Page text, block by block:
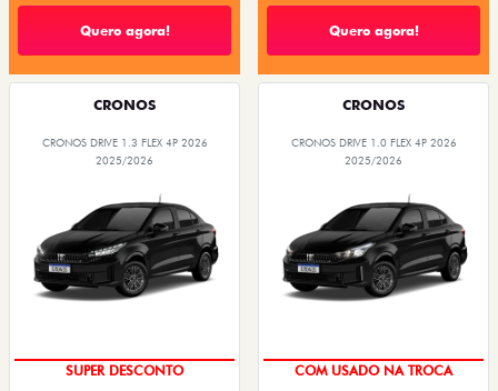
Quero agora! Quero agora!
CRONOS
CRONOS DRIVE 1.3 FLEX 4P 2026
2025/2026
SUPER DESCONTO
CRONOS
CRONOS DRIVE 1.0 FLEX 4P 2026
2025/2026
COM USADO NA TROCA